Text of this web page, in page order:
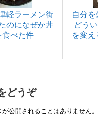
軽ラーメン街
のになぜか丼
食べた件
自分を
どう
を変え
どうぞ
公開されることはありません。